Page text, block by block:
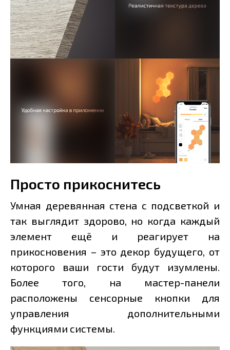
Просто прикоснитесь
Умная деревянная стена с подсветкой и
так выглядит здорово, но когда каждый
элемент ещё и реагирует на
прикосновения – это декор будущего, от
которого ваши гости будут изумлены.
Более того, на мастер-панели
расположены сенсорные кнопки для
управления дополнительными
функциями системы.